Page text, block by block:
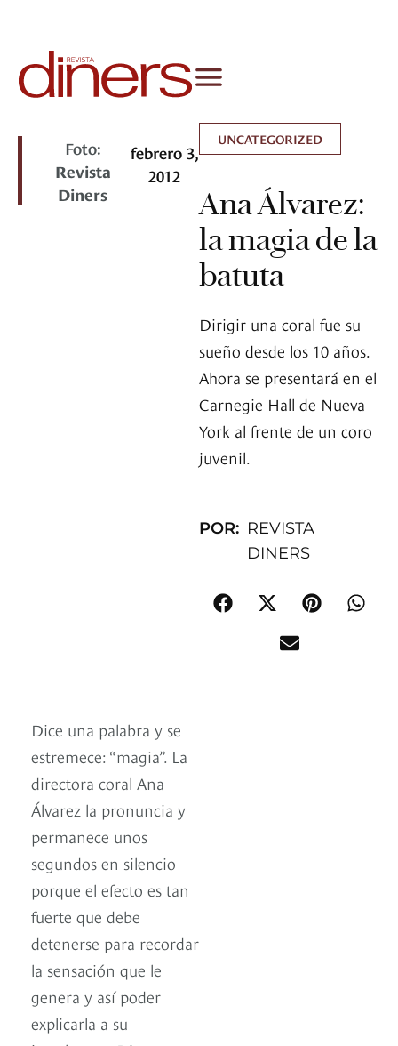
Foto:
Revista
Diners
febrero 3,
2012
UNCATEGORIZED
Ana Álvarez:
la magia de la
batuta
Dirigir una coral fue su
sueño desde los 10 años.
Ahora se presentará en el
Carnegie Hall de Nueva
York al frente de un coro
juvenil.
POR: REVISTA
DINERS
Dice una palabra y se
estremece: “magia”. La
directora coral Ana
Álvarez la pronuncia y
permanece unos
segundos en silencio
porque el efecto es tan
fuerte que debe
detenerse para recordar
la sensación que le
genera y así poder
explicarla a su